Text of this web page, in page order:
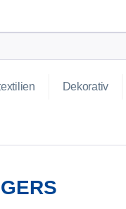
Dekorativ